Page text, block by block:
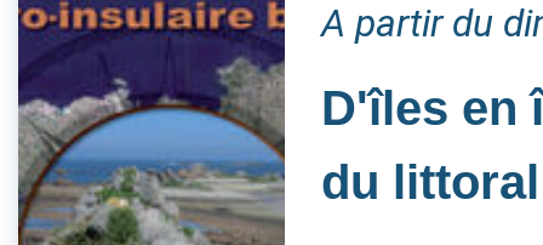
A partir du
D'îles en
du